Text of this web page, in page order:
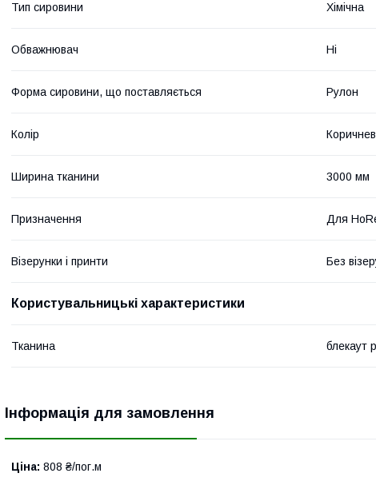
Тип сировини Хімічна
Обважнювач Ні
Форма сировини, що поставляється Рулон
Колір
Ширина тканини 3000 мм
Призначення Для
Візерунки і принти Без
Користувальницькі характеристики
Тканина блекаут
Інформація для замовлення
Ціна: 808 ₴/пог.м